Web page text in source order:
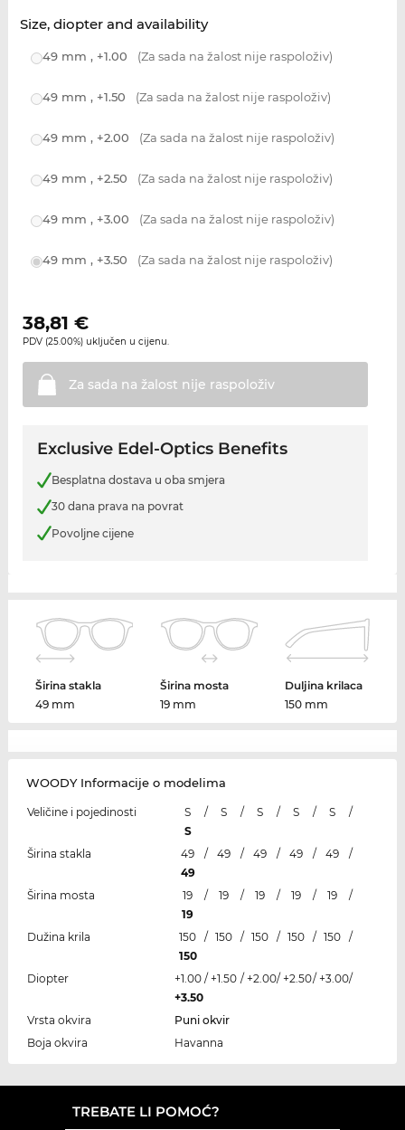
Size, diopter and availability
49 mm , +1.00 (Za sada na žalost nije raspoloživ)
49 mm , +1.50 (Za sada na žalost nije raspoloživ)
49 mm , +2.00 (Za sada na žalost nije raspoloživ)
49 mm , +2.50 (Za sada na žalost nije raspoloživ)
49 mm , +3.00 (Za sada na žalost nije raspoloživ)
49 mm , +3.50 (Za sada na žalost nije raspoloživ)
38,81 €
PDV (25.00%) uključen u cijenu.
Za sada na žalost nije raspoloživ
Exclusive Edel-Optics Benefits
Besplatna dostava u oba smjera
30 dana prava na povrat
Povoljne cijene
Širina stakla
49 mm
Širina mosta
19 mm
Duljina krilaca
150 mm
WOODY Informacije o modelima
Veličine i pojedinosti S / S / S / S / S
/
S
Širina stakla
49 / 49 / 49 / 49 / 49
/
49
Širina mosta
19 / 19 / 19 / 19 / 19
/
19
Dužina krila
150 / 150 / 150 / 150 / 150 /
150
Diopter
+1.00 / +1.50 / +2.00/ +2.50/ +3.00/
+3.50
Vrsta okvira
Puni okvir
Boja okvira
Havanna
TREBATE LI POMOĆ?